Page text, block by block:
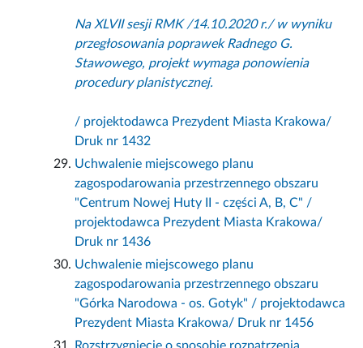
Na XLVII sesji RMK /14.10.2020 r./ w wyniku
przegłosowania poprawek Radnego G.
Stawowego, projekt wymaga ponowienia
procedury planistycznej.
/ projektodawca Prezydent Miasta Krakowa/
Druk nr 1432
Uchwalenie miejscowego planu
zagospodarowania przestrzennego obszaru
"Centrum Nowej Huty II - części A, B, C" /
projektodawca Prezydent Miasta Krakowa/
Druk nr 1436
Uchwalenie miejscowego planu
zagospodarowania przestrzennego obszaru
"Górka Narodowa - os. Gotyk" / projektodawca
Prezydent Miasta Krakowa/ Druk nr 1456